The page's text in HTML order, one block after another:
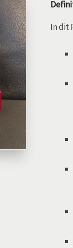
In dit